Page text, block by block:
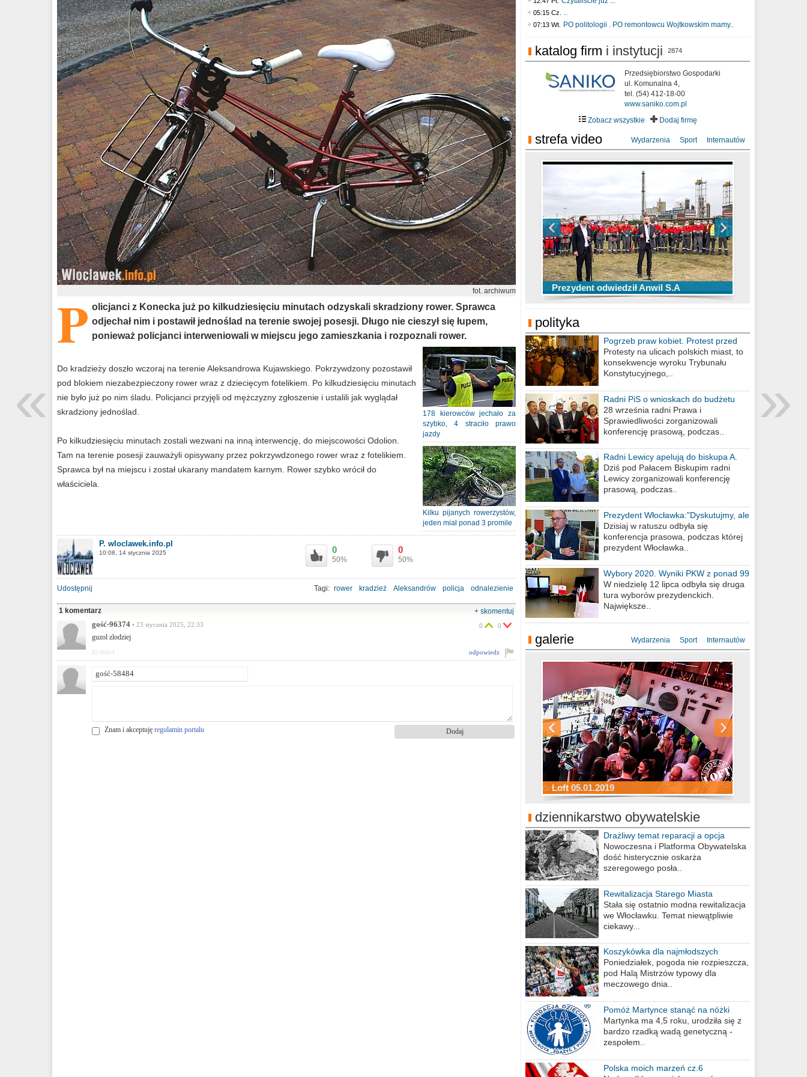
fot. archiwum
P olicjanci z Konecka już po kilkudziesięciu minutach odzyskali skradziony rower. Sprawca
odjechał nim i postawił jednoślad na terenie swojej posesji. Długo nie cieszył się łupem,
ponieważ policjanci interweniowali w miejscu jego zamieszkania i rozpoznali rower.
178 kierowców jechało za
szybko, 4 straciło prawo
jazdy
Kilku pijanych rowerzystów,
jeden miał ponad 3 promile
Do kradzieży doszło wczoraj na terenie Aleksandrowa Kujawskiego. Pokrzywdzony pozostawił
pod blokiem niezabezpieczony rower wraz z dziecięcym fotelikiem. Po kilkudziesięciu minutach
nie było już po nim śladu. Policjanci przyjęli od mężczyzny zgłoszenie i ustalili jak wyglądał
skradziony jednoślad.
Po kilkudziesięciu minutach zostali wezwani na inną interwencję, do miejscowości Odolion.
Tam na terenie posesji zauważyli opisywany przez pokrzywdzonego rower wraz z fotelikiem.
Sprawca był na miejscu i został ukarany mandatem karnym. Rower szybko wrócił do
właściciela.
P. wloclawek.info.pl
10:08, 14 stycznia 2025 0
50%
0
50%
Udostępnij Tagi: rower kradzież Aleksandrów policja odnalezienie
1 komentarz
+ skomentuj
gość-96374 • 23 stycznia 2025, 22:33
guzol zlodziej
0 0
odpowiedz
ID:86814
Znam i akceptuję regulamin portalu
05:15 Cz. ..
07:13 Wt. PO politologii . PO remontowcu Wojtkowskim mamy..
katalog firm i instytucji 2874
Przedsiębiorstwo Gospodarki
ul. Komunalna 4,
tel. (54) 412-18-00
www.saniko.com.pl
Zobacz wszystkie
Dodaj firmę
strefa video Wydarzenia Sport Internautów
Prezydent odwiedził Anwil S.A
TOP 10 przechwytów Anwilu Włocławek
w EBL w sezonie 2019/2020
TOP 5 rzutów Anwilu Włocławek w BCL
w sezonie 2019/2020
Ni To Ponk - W oczach mamy strach
sixf33t .Last Year DRONE FOOTAGE
Włocławek
XXIII Sesja Rady Miasta Włocławek VIII
kadencji w dniu 09.06.2020 r.
polityka
Pogrzeb praw kobiet. Protest przed
biurem poselskim PiS
Protesty na ulicach polskich miast, to
konsekwencje wyroku Trybunału
Konstytucyjnego,..
Radni PiS o wnioskach do budżetu
miasta na 2021 rok
28 września radni Prawa i
Sprawiedliwości zorganizowali
konferencję prasową, podczas..
Radni Lewicy apelują do biskupa A.
Wiesława Meringa
Dziś pod Pałacem Biskupim radni
Lewicy zorganizowali konferencję
prasową, podczas..
Prezydent Włocławka:"Dyskutujmy, ale
nie obrażajmy się”
Dzisiaj w ratuszu odbyła się
konferencja prasowa, podczas której
prezydent Włocławka..
Wybory 2020. Wyniki PKW z ponad 99
procent obwodów
W niedzielę 12 lipca odbyła się druga
tura wyborów prezydenckich.
Największe..
galerie Wydarzenia Sport Internautów
Loft 05.01.2019
Sylwester Podgrodzie 31.12.2018
Sylwester Pensjonat Michelin 31.12.2018
Sylwester Hotel Młyn 31.12.2018
Sylwester Miejski 31.12.2018
Sylwester Loft 31.12.2018
dziennikarstwo obywatelskie
Drażliwy temat reparacji a opcja
berlińska
Nowoczesna i Platforma Obywatelska
dość histerycznie oskarża
szeregowego posła..
Rewitalizacja Starego Miasta
Stała się ostatnio modna rewitalizacja
we Włocławku. Temat niewątpliwie
ciekawy...
Koszykówka dla najmłodszych
Poniedziałek, pogoda nie rozpieszcza,
pod Halą Mistrzów typowy dla
meczowego dnia..
Pomóż Martynce stanąć na nóżki
Martynka ma 4,5 roku, urodziła się z
bardzo rzadką wadą genetyczną -
zespołem..
Polska moich marzeń cz.6
»
«